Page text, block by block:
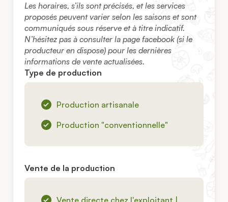
Les horaires, s’ils sont précisés, et les services
proposés peuvent varier selon les saisons et sont
communiqués sous réserve et à titre indicatif.
N’hésitez pas à consulter la page facebook (si le
producteur en dispose) pour les dernières
informations de vente actualisées.
Type de production
Production artisanale
Production "conventionnelle"
Vente de la production